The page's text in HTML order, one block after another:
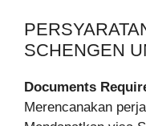
SCHENGEN
Documents
Merencanakan